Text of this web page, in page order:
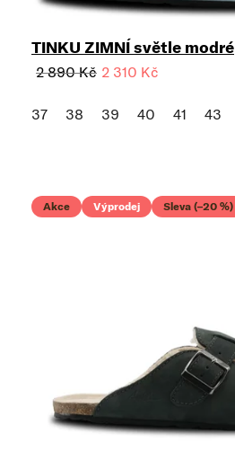
TINKU ZIMNÍ světle modré
2 890 Kč 2 310 Kč
37 38 39 40 41 43
Akce Výprodej Sleva (–20 %)